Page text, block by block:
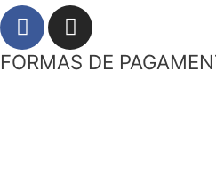
F
a
c
I
n
s
FORMAS DE